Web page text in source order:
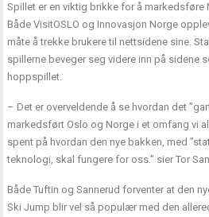
Spillet er en viktig brikke for å markedsføre
Både VisitOSLO og Innovasjon Norge
måte å trekke brukere til nettsidene sine.
spillerne beveger seg videre inn på sidene
hoppspillet.
– Det er overveldende å se hvordan det
markedsført Oslo og Norge i et omfang vi
spent på hvordan den nye bakken, med
teknologi, skal fungere for oss.” sier Tor
Både Tuftin og Sannerud forventer at den
Ski Jump blir vel så populær med den